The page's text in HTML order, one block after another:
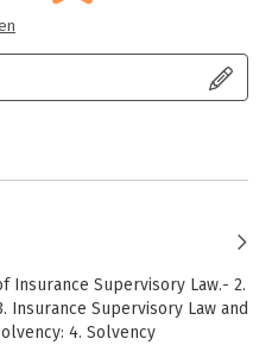
Insurance Supervisory Law.- 2.
Insurance Supervisory Law and
4. Solvency